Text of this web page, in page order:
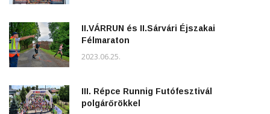
II.VÁRRUN és II.Sárvári Éjszakai
Félmaraton
2023.06.25.
III. Répce Runnig Futófesztivál
polgárőrökkel